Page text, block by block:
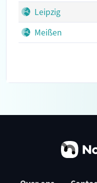
Leipzig
Meißen